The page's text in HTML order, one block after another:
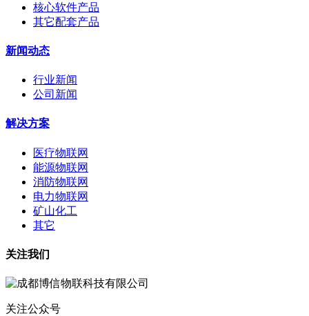
核心软件产品
其它配套产品
新闻动态
行业新闻
公司新闻
解决方案
医疗物联网
能源物联网
消防物联网
电力物联网
矿山化工
其它
关注我们
关注公众号